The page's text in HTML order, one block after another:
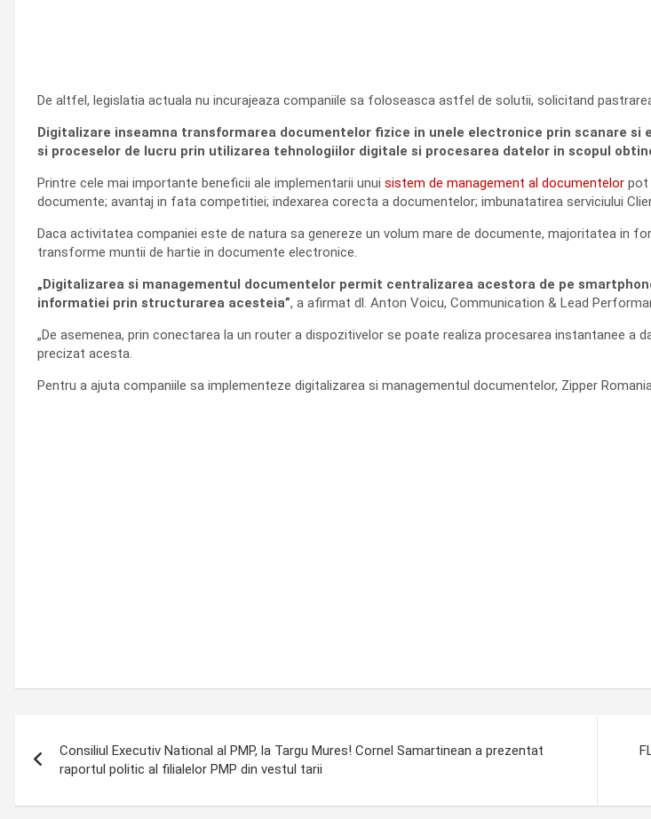
De altfel, legislatia actuala nu incurajeaza companiile sa foloseasca astfel de solutii, solicitand
Digitalizare inseamna transformarea documentelor fizice in unele electronice prin scanare
si proceselor de lucru prin utilizarea tehnologiilor digitale si procesarea datelor in scopul
Printre cele mai importante beneficii ale implementarii unui sistem de management al documentelor pot
documente; avantaj in fata competitiei; indexarea corecta a documentelor; imbunatatirea serviciului
Daca activitatea companiei este de natura sa genereze un volum mare de documente, majoritatea in
transforme muntii de hartie in documente electronice.
„Digitalizarea si managementul documentelor permit centralizarea acestora de pe
informatiei prin structurarea acesteia”, a afirmat dl. Anton Voicu, Communication & Lead
„De asemenea, prin conectarea la un router a dispozitivelor se poate realiza procesarea instantanee
precizat acesta.
Pentru a ajuta companiile sa implementeze digitalizarea si managementul documentelor, Zipper
navigation
Consiliul Executiv National al PMP, la Targu Mures! Cornel Samartinean a prezentat
raportul politic al filialelor PMP din vestul tarii